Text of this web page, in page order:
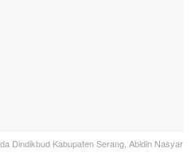
Dindikbud Kabupaten Serang, Abidin Nasyar